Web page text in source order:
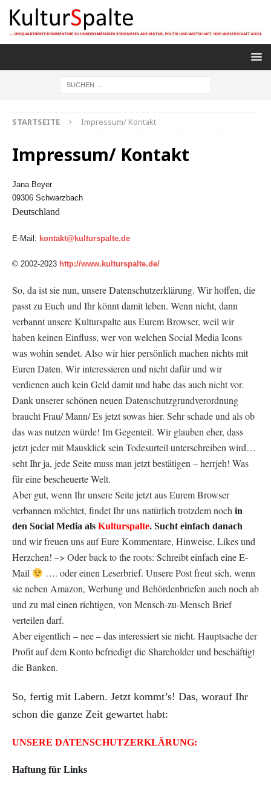
STARTSEITE Impressum/ Kontakt
Impressum/ Kontakt
Jana Beyer
09306 Schwarzbach
Deutschland
E-Mail: kontakt@kulturspalte.de
© 2002-2023 http://www.kulturspalte.de/
So, da ist sie nun, unsere Datenschutzerklärung. Wir hoffen, die
passt zu Euch und Ihr könnt damit leben. Wenn nicht, dann
verbannt unsere Kulturspalte aus Eurem Browser, weil wir
haben keinen Einfluss, wer von welchen Social Media Icons
was wohin sendet. Also wir hier persönlich machen nichts mit
Euren Daten. Wir interessieren und nicht dafür und wir
verdienen auch kein Geld damit und habe das auch nicht vor.
Dank unserer schönen neuen Datenschutzgrundverordnung
braucht Frau/ Mann/ Es jetzt sowas hier. Sehr schade und als ob
das was nutzen würde! Im Gegenteil. Wir glauben eher, dass
jetzt jeder mit Mausklick sein Todesurteil unterschreiben wird…
seht Ihr ja, jede Seite muss man jetzt bestätigen – herrjeh! Was
für eine bescheuerte Welt.
Aber gut, wenn Ihr unsere Seite jetzt aus Eurem Browser
verbannen möchtet, findet Ihr uns natürlich trotzdem noch in
den Social Media als Kulturspalte. Sucht einfach danach
und wir freuen uns auf Eure Kommentare, Hinweise, Likes und
Herzchen! –> Oder back to the roots: Schreibt einfach eine E-
Mail
…. oder einen Leserbrief. Unsere Post freut sich, wenn
sie neben Amazon, Werbung und Behördenbriefen auch noch ab
und zu mal einen richtigen, von Mensch-zu-Mensch Brief
verteilen darf.
Aber eigentlich – nee – das interessiert sie nicht. Hauptsache der
Profit auf dem Konto befriedigt die Shareholder und beschäftigt
die Banken.
So, fertig mit Labern. Jetzt kommt’s! Das, worauf Ihr
schon die ganze Zeit gewartet habt:
UNSERE DATENSCHUTZERKLÄRUNG:
Haftung für Links